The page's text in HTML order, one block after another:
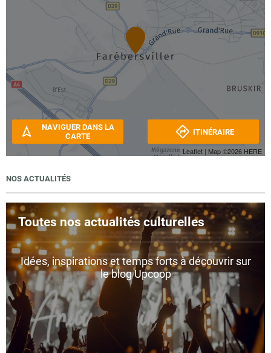
Leaflet | Map ©2026 HERE
NAVIGUER DANS LA
CARTE
ITINÉRAIRE
NOS ACTUALITÉS
Toutes nos actualités culturelles
Idées, inspirations et temps forts à découvrir sur
le blog Upcoop